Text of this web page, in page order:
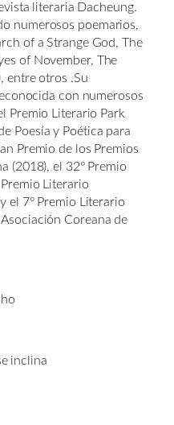
literaria Dacheung.
numerosos poemarios,
of a Strange God, The
of November, The
entre otros .Su
con numerosos
Premio Literario Park
Poesía y Poética para
Premio de los Premios
(2018), el 32º Premio
Literario
el 7º Premio Literario
Coreana de
inclina